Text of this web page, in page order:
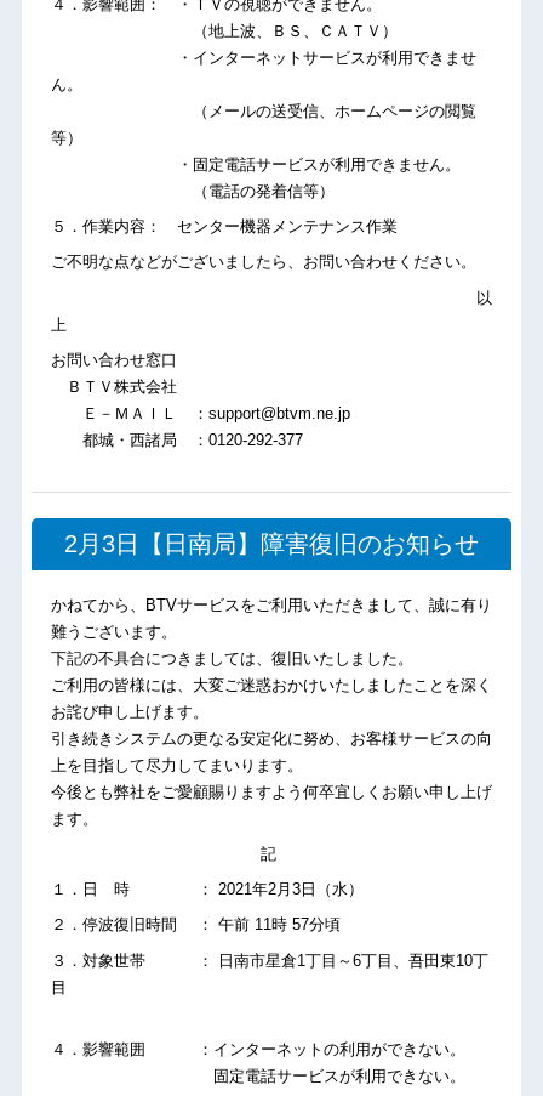
４．影響範囲： ・ＴＶの視聴ができません。
（地上波、ＢＳ、ＣＡＴＶ）
・インターネットサービスが利用できませ
ん。
（メールの送受信、ホームページの閲覧
等）
・固定電話サービスが利用できません。
（電話の発着信等）
５．作業内容： センター機器メンテナンス作業
ご不明な点などがございましたら、お問い合わせください。
以
上
お問い合わせ窓口
ＢＴＶ株式会社
Ｅ－ＭＡＩＬ ：support@btvm.ne.jp
都城・西諸局 ：0120-292-377
2月3日【日南局】障害復旧のお知らせ
かねてから、BTVサービスをご利用いただきまして、誠に有り
難うございます。
下記の不具合につきましては、復旧いたしました。
ご利用の皆様には、大変ご迷惑おかけいたしましたことを深く
お詫び申し上げます。
引き続きシステムの更なる安定化に努め、お客様サービスの向
上を目指して尽力してまいります。
今後とも弊社をご愛顧賜りますよう何卒宜しくお願い申し上げ
ます。
記
１．日 時 ： 2021年2月3日（水）
２．停波復旧時間 ： 午前 11時 57分頃
３．対象世帯 ： 日南市星倉1丁目～6丁目、吾田東10丁
目
４．影響範囲 ：インターネットの利用ができない。
固定電話サービスが利用できない。